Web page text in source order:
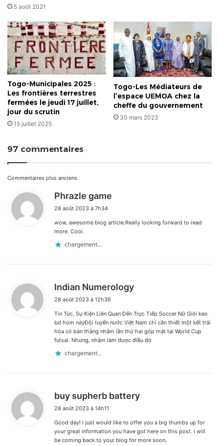
5 août 2021
Togo-Municipales 2025 :
Les frontières terrestres
fermées le jeudi 17 juillet,
jour du scrutin
15 juillet 2025
Togo-Les Médiateurs de
l’espace UEMOA chez la
cheffe du gouvernement
30 mars 2023
97 commentaires
Navigation
dans
les
commentaires
Commentaires plus anciens
Phrazle game
28 août 2023 à 7h34
wow, awesome blog article.Really looking forward to read
more. Cool.
chargement…
Indian Numerology
28 août 2023 à 12h36
Tin Tức, Sự Kiện Liên Quan Đến Trực Tiếp Soccer Nữ Giới keo
bd hom nayĐội tuyển nước Việt Nam chỉ cần thiết một kết trái
hòa có bàn thắng nhằm lần thứ hai góp mặt tại World Cup
futsal. Nhưng, nhằm làm được điều đó
chargement…
buy supherb battery
:
28 août 2023 à 14h11
Good day! I just would like to offer you a big thumbs up for
your great information you have got here on this post. I will
be coming back to your blog for more soon.